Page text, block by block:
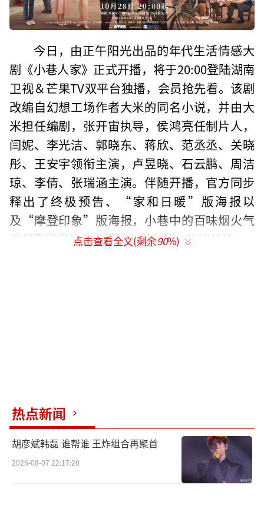
今日，由正午阳光出品的年代生活情感大
剧《小巷人家》正式开播，将于20:00登陆湖南
卫视＆芒果TV双平台独播，会员抢先看。该剧
改编自幻想工场作者大米的同名小说，并由大
米担任编剧，张开宙执导，侯鸿亮任制片人，
闫妮、李光洁、郭晓东、蒋欣、范丞丞、关晓
彤、王安宇领衔主演，卢昱晓、石云鹏、周洁
琼、李倩、张瑞涵主演。伴随开播，官方同步
释出了终极预告、“家和日暖”版海报以
及“摩登印象”版海报，小巷中的百味烟火气
与邻里家庭的动人温情，引发网友热切关注。
点击查看全文(剩余90%)
热点新闻
胡彦斌韩磊 谁帮谁 王炸组合再聚首
2026-08-07 22:17:20